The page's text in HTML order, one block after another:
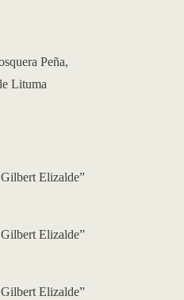
Peña,
Lituma
Elizalde”
Elizalde”
Elizalde”